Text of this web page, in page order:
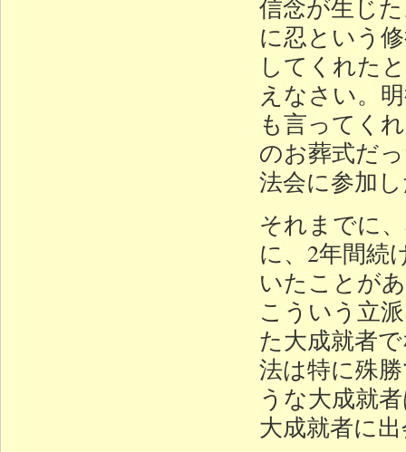
信念が生じ
に忍という
してくれた
えなさい。
も言ってく
のお葬式だ
法会に参加
それまでに
に、2年間続
いたことが
こういう立
た大成就者
法は特に殊
うな大成就
大成就者に